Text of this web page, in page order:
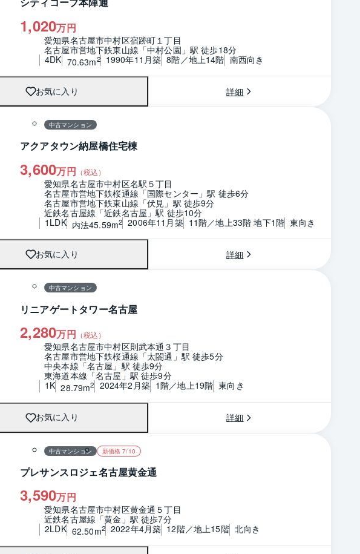
1,020万円
愛知県名古屋市中村区宿跡町１丁目
名古屋市営地下鉄東山線「中村公園」駅 徒歩18分
4DK 70.63m2 1990年11月築 8階／地上14階 南西向き
お気に入り 詳細
中古マンション
アクアタウン納屋橋住宅棟
3,600万円 （税込）
愛知県名古屋市中村区名駅５丁目
名古屋市営地下鉄桜通線「国際センター」駅 徒歩6分
名古屋市営地下鉄東山線「伏見」駅 徒歩9分
近鉄名古屋線「近鉄名古屋」駅 徒歩10分
1LDK 内法45.59m2 2006年11月築 11階／地上33階 地下1階 東向き
お気に入り 詳細
中古マンション
リニアゲートタワー名古屋
2,280万円 （税込）
愛知県名古屋市中村区則武本通３丁目
名古屋市営地下鉄桜通線「太閤通」駅 徒歩5分
中央本線「名古屋」駅 徒歩9分
東海道本線「名古屋」駅 徒歩9分
1K 28.79m2 2024年2月築 1階／地上19階 東向き
お気に入り 詳細
中古マンション 新価格 7/10
プレサンスロジェ名古屋黄金通
3,590万円
愛知県名古屋市中村区黄金通５丁目
近鉄名古屋線「黄金」駅 徒歩7分
2LDK 62.50m2 2022年4月築 12階／地上15階 北向き